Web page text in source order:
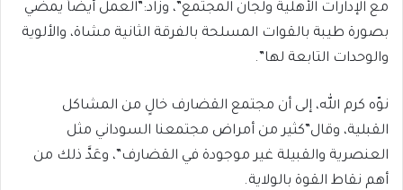
مع الإدارات الأهلية ولجان المجتمع”، وزاد:”العمل أيضاً يمضي
بصورة طيبة بالقوات المسلحة بالفرقة الثانية مشاة، والألوية
والوحدات التابعة لها”.
نوّه كرم الله، إلى أن مجتمع القضارف خالٍ من المشاكل
القبلية، وقال”كثير من أمراض مجتمعنا السوداني مثل
العنصرية والقبيلة غير موجودة في القضارف”، وعَدَّ ذلك من
أهم نقاط القوة بالولاية.